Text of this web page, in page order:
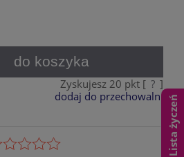
do koszyka
Zyskujesz 20 pkt [ ? ]
dodaj do przechowalni Lista życzeń